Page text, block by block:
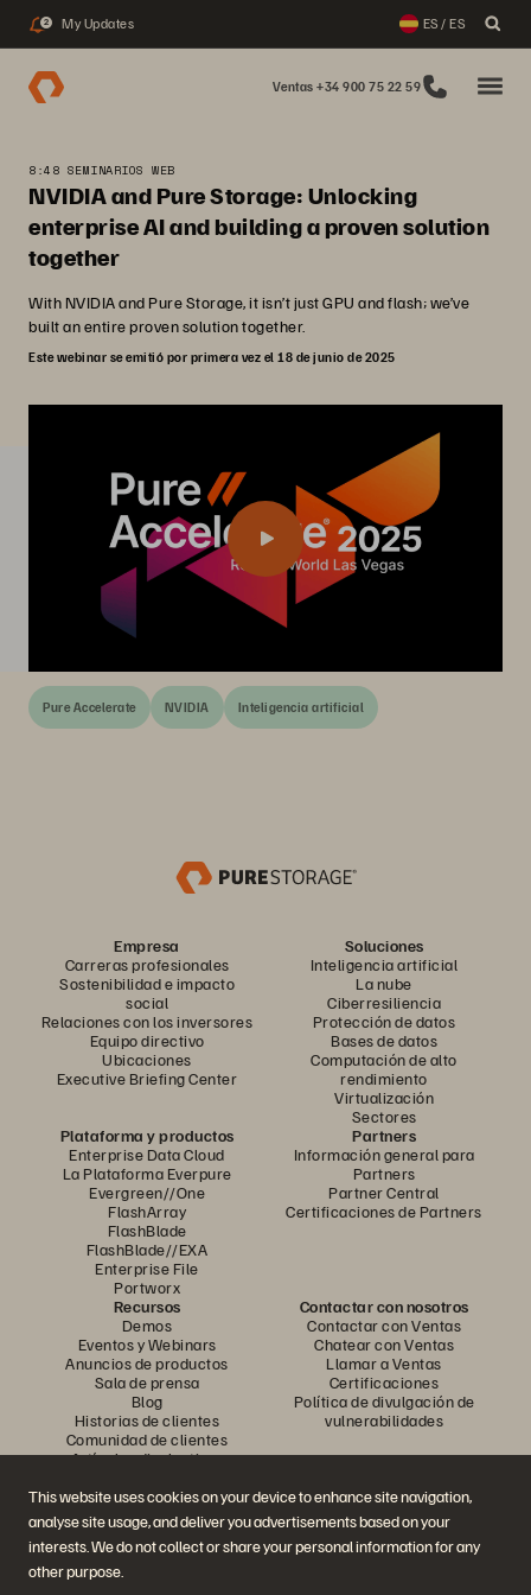
This website uses cookies on your device to enhance site navigation,
analyse site usage, and deliver you advertisements based on your
interests. We do not collect or share your personal information for any
other purpose.
2 My Updates ES / ES
Ventas +34 900 75 22 59
8:48 SEMINARIOS WEB
NVIDIA and Pure Storage: Unlocking
enterprise AI and building a proven solution
together
With NVIDIA and Pure Storage, it isn’t just GPU and flash; we’ve
built an entire proven solution together.
Este webinar se emitió por primera vez el 18 de junio de 2025
Pure Accelerate NVIDIA Inteligencia artificial
Empresa
Carreras profesionales
Sostenibilidad e impacto
social
Relaciones con los inversores
Equipo directivo
Ubicaciones
Executive Briefing Center
Soluciones
Inteligencia artificial
La nube
Ciberresiliencia
Protección de datos
Bases de datos
Computación de alto
rendimiento
Virtualización
Sectores
Plataforma y productos
Enterprise Data Cloud
La Plataforma Everpure
Evergreen//One
FlashArray
FlashBlade
FlashBlade//EXA
Enterprise File
Portworx
Partners
Información general para
Partners
Partner Central
Certificaciones de Partners
Recursos
Demos
Eventos y Webinars
Anuncios de productos
Sala de prensa
Blog
Historias de clientes
Comunidad de clientes
Artículos divulgativos
Contactar con nosotros
Contactar con Ventas
Chatear con Ventas
Llamar a Ventas
Certificaciones
Política de divulgación de
vulnerabilidades
Únase a la conversación
Siga las redes sociales oficiales de Everpure